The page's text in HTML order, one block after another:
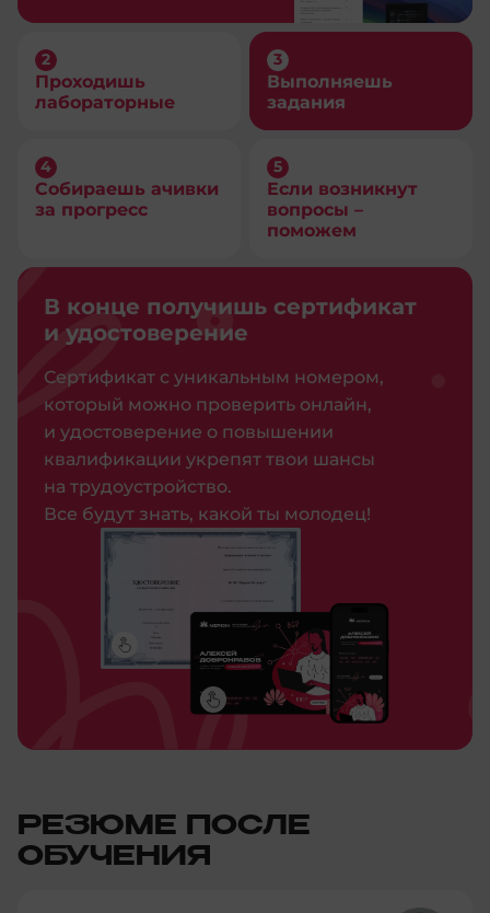
Проходишь
лабораторные
Выполняешь
задания
Собираешь ачивки
за прогресс
Если возникнут
вопросы –
поможем
В конце получишь сертификат
и удостоверение
Сертификат с уникальным номером,
который можно проверить онлайн,
и удостоверение о повышении
квалификации укрепят твои шансы
на трудоустройство.
Все будут знать, какой ты молодец!
РЕЗЮМЕ ПОСЛЕ
ОБУЧЕНИЯ